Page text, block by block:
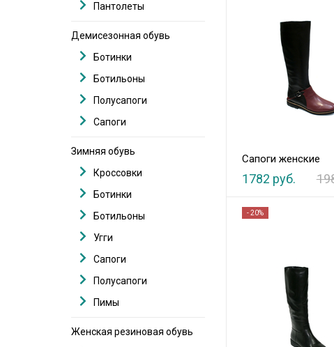
Сапоги женские
1782 руб.
- 20%
Пантолеты
Демисезонная обувь
Ботинки
Ботильоны
Полусапоги
Сапоги
Зимняя обувь
Кроссовки
Ботинки
Ботильоны
Угги
Сапоги
Полусапоги
Пимы
Женская резиновая обувь